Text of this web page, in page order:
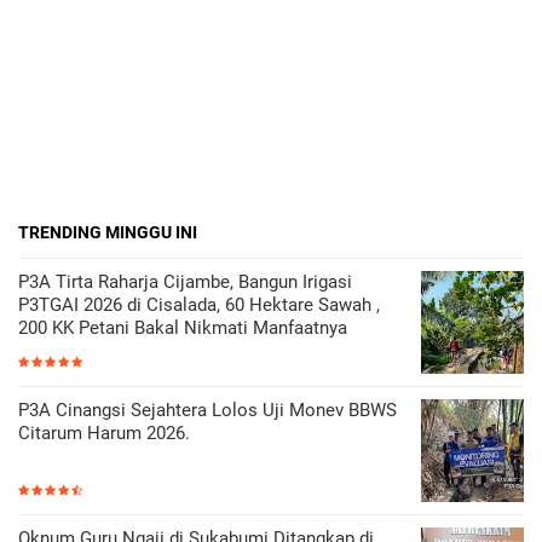
TRENDING MINGGU INI
P3A Tirta Raharja Cijambe, Bangun Irigasi
P3TGAI 2026 di Cisalada, 60 Hektare Sawah ,
200 KK Petani Bakal Nikmati Manfaatnya
P3A Cinangsi Sejahtera Lolos Uji Monev BBWS
Citarum Harum 2026.